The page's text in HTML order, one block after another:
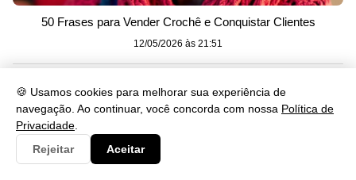
🍪 Usamos cookies para melhorar sua experiência de
navegação. Ao continuar, você concorda com nossa Política de
Privacidade
Rejeitar
Aceitar
50 Frases para Vender Crochê e Conquistar Clientes
12/05/2026 às 21:51
Categorias
Clima
Consulta